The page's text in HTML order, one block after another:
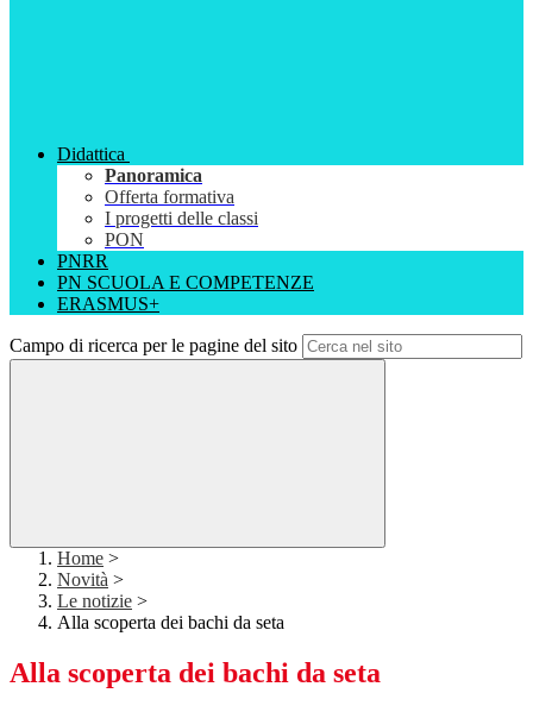
Didattica
Panoramica
Offerta formativa
I progetti delle classi
PON
PNRR
PN SCUOLA E COMPETENZE
ERASMUS+
Campo di ricerca per le pagine del sito
Home >
Novità >
Le notizie >
Alla scoperta dei bachi da seta
Alla scoperta dei bachi da seta